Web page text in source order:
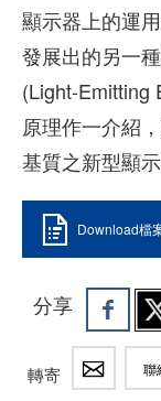
顯示器上的運
發展出的另一
(Light-Emitting
原理作一介紹
基質之新型顯
Download檔
分享
轉寄 聯